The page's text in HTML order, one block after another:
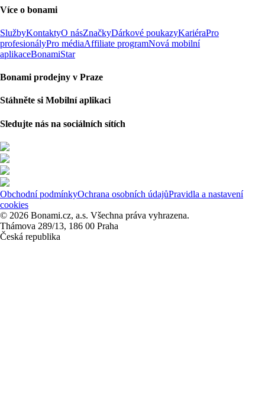
Více o bonami
SlužbyKontaktyO násZnačkyDárkové poukazyKariéraPro
profesionályPro médiaAffiliate programNová mobilní
aplikaceBonamiStar
Bonami prodejny v Praze
Stáhněte si Mobilní aplikaci
Sledujte nás na sociálních sítích
Obchodní podmínkyOchrana osobních údajůPravidla a nastavení
cookies
© 2026 Bonami.cz, a.s. Všechna práva vyhrazena.
Thámova 289/13, 186 00 Praha
Česká republika